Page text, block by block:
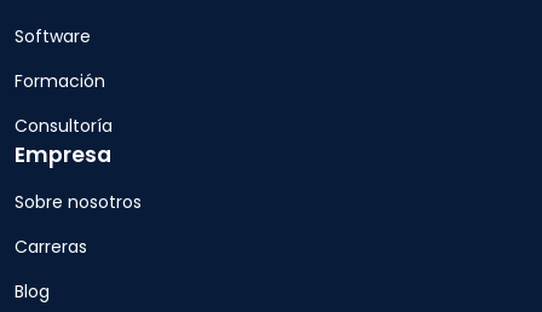
Software
Formación
Consultoría
Empresa
Sobre nosotros
Carreras
Blog